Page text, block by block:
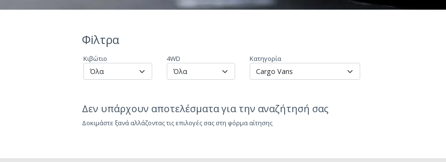
Φiλτρα
Κιβώτιο 4WD Κατηγορία
Δεν υπάρχουν αποτελέσματα για την αναζήτησή σας
Δοκιμάστε ξανά αλλάζοντας τις επιλογές σας στη φόρμα αίτησης